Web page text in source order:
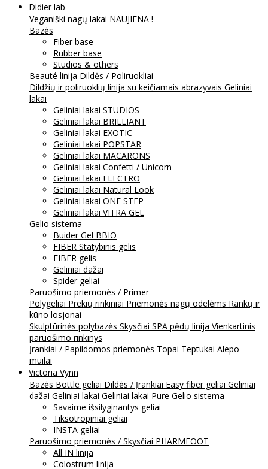
Didier lab
Veganiški nagų lakai NAUJIENA !
Bazės
Fiber base
Rubber base
Studios & others
Beauté linija Dildės / Poliruokliai
Dildžių ir poliruoklių linija su keičiamais abrazyvais Geliniai
lakai
Geliniai lakai STUDIOS
Geliniai lakai BRILLIANT
Geliniai lakai EXOTIC
Geliniai lakai POPSTAR
Geliniai lakai MACARONS
Geliniai lakai Confetti / Unicorn
Geliniai lakai ELECTRO
Geliniai lakai Natural Look
Geliniai lakai ONE STEP
Geliniai lakai VITRA GEL
Gelio sistema
Buider Gel BBIO
FIBER Statybinis gelis
FIBER gelis
Geliniai dažai
Spider geliai
Paruošimo priemonės / Primer
Polygeliai Prekių rinkiniai Priemonės nagų odelėms Rankų ir
kūno losjonai
Skulptūrinės polybazės Skysčiai SPA pėdų linija Vienkartinis
paruošimo rinkinys
Įrankiai / Papildomos priemonės Topai Teptukai Alepo
muilai
Victoria Vynn
Bazės Bottle geliai Dildės / Įrankiai Easy fiber geliai Geliniai
dažai Geliniai lakai Geliniai lakai Pure Gelio sistema
Savaime išsilyginantys geliai
Tiksotropiniai geliai
INSTA geliai
Paruošimo priemonės / Skysčiai PHARMFOOT
All IN linija
Colostrum linija